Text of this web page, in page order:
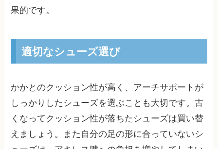
果的です。
適切なシューズ選び
かかとのクッション性が高く、アーチサポートが
しっかりしたシューズを選ぶことも大切です。古
くなってクッション性が落ちたシューズは買い替
えましょう。また自分の足の形に合っていないシ